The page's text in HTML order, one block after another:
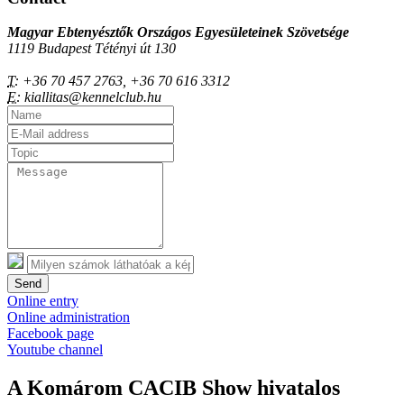
Magyar Ebtenyésztők Országos Egyesületeinek Szövetsége
1119 Budapest Tétényi út 130
T: +36 70 457 2763, +36 70 616 3312
E: kiallitas@kennelclub.hu
Send
Online entry
Online administration
Facebook page
Youtube channel
A Komárom CACIB Show hivatalos